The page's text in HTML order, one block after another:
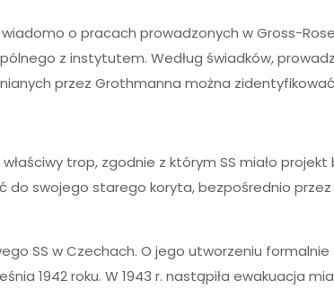
o pracach prowadzonych w Gross-
z instytutem. Według świadków,
przez Grothmanna można
trop, zgodnie z którym SS miało
do swojego starego koryta, bezpośrednio
SS w Czechach. O jego utworzeniu formalnie
1942 roku. W 1943 r. nastąpiła ewakuacja